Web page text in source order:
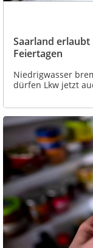
Saarland
Feiertagen
Niedrigwasser
dürfen Lkw jetzt